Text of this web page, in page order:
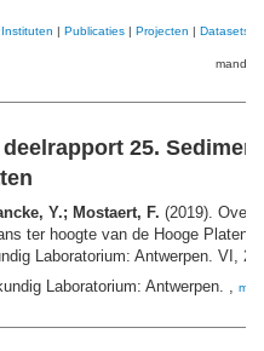
Instituten | Publicaties| Projecten | Datasets
mandje
25.
Y.; Mostaert, F. (2019).
ter hoogte van de Hooge Platen.
Laboratorium: Antwerpen. VI,
Laboratorium: Antwerpen. ,